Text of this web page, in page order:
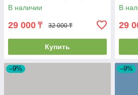
В наличии
29 000 ₸ 32 000 ₸
Купить
В
29
–9% –9%